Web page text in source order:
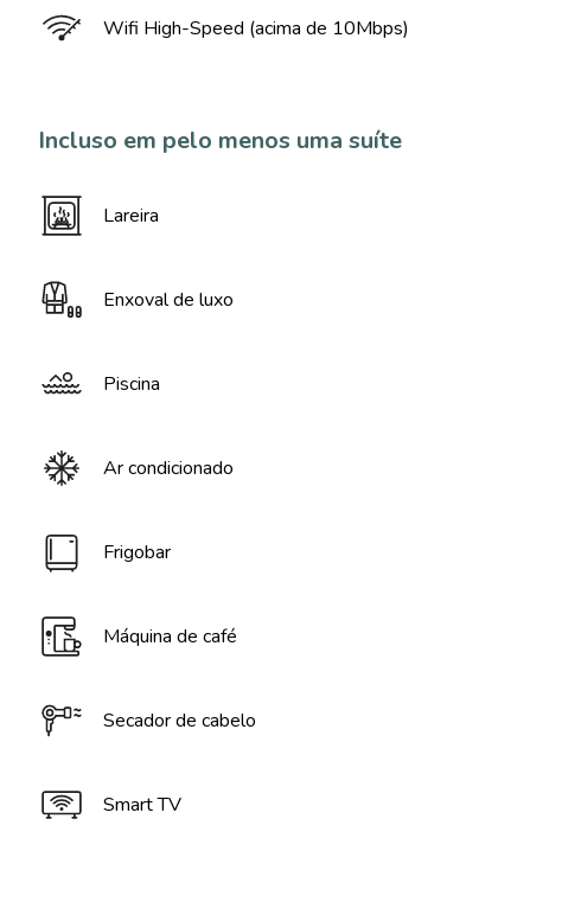
Wifi High-Speed (acima de 10Mbps)
Incluso em pelo menos uma suíte
Lareira
Enxoval de luxo
Piscina
Ar condicionado
Frigobar
Máquina de café
Secador de cabelo
Smart TV